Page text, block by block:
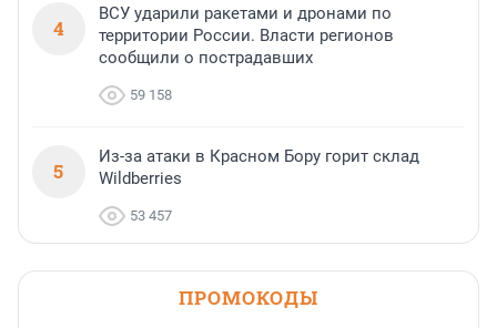
4
ВСУ ударили ракетами и дронами по
территории России. Власти регионов
сообщили о пострадавших
59 158
5
Из-за атаки в Красном Бору горит склад
Wildberries
53 457
ПРОМОКОДЫ